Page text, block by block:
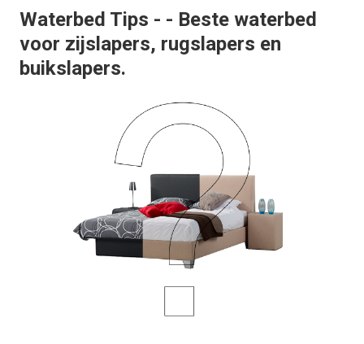
Waterbed Tips - - Beste waterbed
voor zijslapers, rugslapers en
buikslapers.